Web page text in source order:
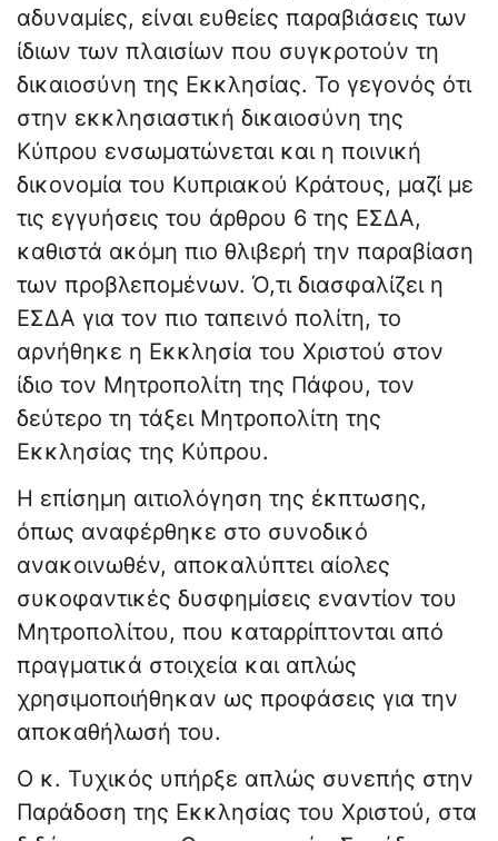
αδυναμίες, είναι ευθείες παραβιάσεις των
ίδιων των πλαισίων που συγκροτούν τη
δικαιοσύνη της Εκκλησίας. Το γεγονός ότι
στην εκκλησιαστική δικαιοσύνη της
Κύπρου ενσωματώνεται και η ποινική
δικονομία του Κυπριακού Κράτους, μαζί με
τις εγγυήσεις του άρθρου 6 της ΕΣΔΑ,
καθιστά ακόμη πιο θλιβερή την παραβίαση
των προβλεπομένων. Ό,τι διασφαλίζει η
ΕΣΔΑ για τον πιο ταπεινό πολίτη, το
αρνήθηκε η Εκκλησία του Χριστού στον
ίδιο τον Μητροπολίτη της Πάφου, τον
δεύτερο τη τάξει Μητροπολίτη της
Εκκλησίας της Κύπρου.
Η επίσημη αιτιολόγηση της έκπτωσης,
όπως αναφέρθηκε στο συνοδικό
ανακοινωθέν, αποκαλύπτει αίολες
συκοφαντικές δυσφημίσεις εναντίον του
Μητροπολίτου, που καταρρίπτονται από
πραγματικά στοιχεία και απλώς
χρησιμοποιήθηκαν ως προφάσεις για την
αποκαθήλωσή του.
Ο κ. Τυχικός υπήρξε απλώς συνεπής στην
Παράδοση της Εκκλησίας του Χριστού, στα